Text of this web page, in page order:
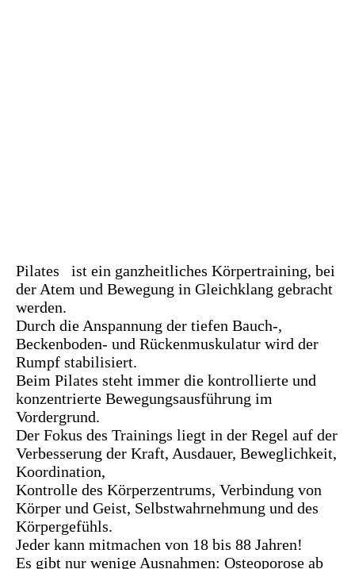
Pilates ist ein ganzheitliches Körpertraining, bei
der Atem und Bewegung in Gleichklang gebracht
werden.
Durch die Anspannung der tiefen Bauch-,
Beckenboden- und Rückenmuskulatur wird der
Rumpf stabilisiert.
Beim Pilates steht immer die kontrollierte und
konzentrierte Bewegungsausführung im
Vordergrund.
Der Fokus des Trainings liegt in der Regel auf der
Verbesserung der Kraft, Ausdauer, Beweglichkeit,
Koordination,
Kontrolle des Körperzentrums, Verbindung von
Körper und Geist, Selbstwahrnehmung und des
Körpergefühls.
Jeder kann mitmachen von 18 bis 88 Jahren!
Es gibt nur wenige Ausnahmen: Osteoporose ab